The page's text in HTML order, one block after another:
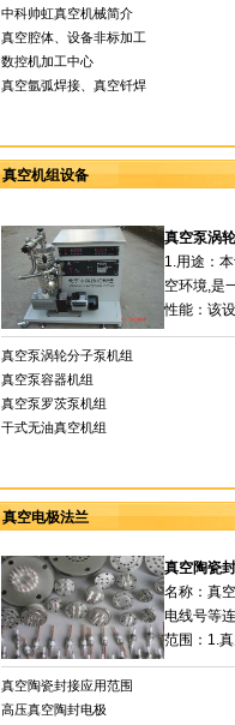
中科帅虹真空机械简介
真空腔体、设备非标加工
数控机加工中心
真空氩弧焊接、真空钎焊
真空机组设备
真空泵涡
1.用途：
空环境,是
性能：该
真空泵涡轮分子泵机组
真空泵容器机组
真空泵罗茨泵机组
干式无油真空机组
真空电极法兰
真空陶瓷
名称：真
电线号等
范围：1.
真空陶瓷封接应用范围
高压真空陶封电极